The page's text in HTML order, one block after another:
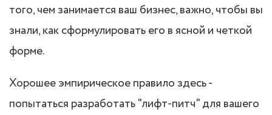
того, чем занимается ваш бизнес, важно, чтобы вы
знали, как сформулировать его в ясной и четкой
форме.
Хорошее эмпирическое правило здесь -
попытаться разработать "лифт-питч" для вашего